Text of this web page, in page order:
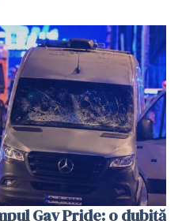
Gay Pride: o dubiță